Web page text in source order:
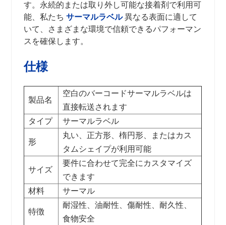
す。永続的または取り外し可能な接着剤で利用可
能、私たちサーマルラベル異なる表面に適して
いて、さまざまな環境で信頼できるパフォーマン
スを確保します。
仕様
製品名
空白のバーコードサーマルラベルは
直接転送されます
タイプ
サーマルラベル
形
丸い、正方形、楕円形、またはカス
タムシェイプが利用可能
サイズ
要件に合わせて完全にカスタマイズ
できます
材料
サーマル
特徴
耐湿性、油耐性、傷耐性、耐久性、
食物安全